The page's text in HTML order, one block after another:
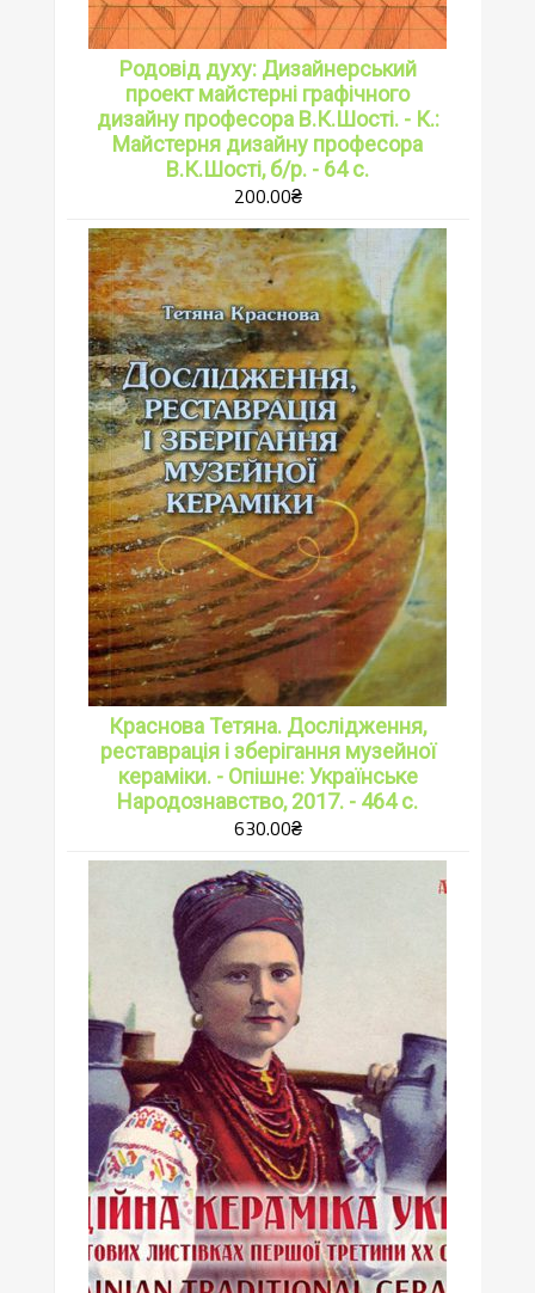
Родовід духу: Дизайнерський
проект майстерні графічного
дизайну професора В.К.Шості. - К.:
Майстерня дизайну професора
В.К.Шості, б/р. - 64 с.
200.00₴
Краснова Тетяна. Дослідження,
реставрація і зберігання музейної
кераміки. - Опішне: Українське
Народознавство, 2017. - 464 с.
630.00₴